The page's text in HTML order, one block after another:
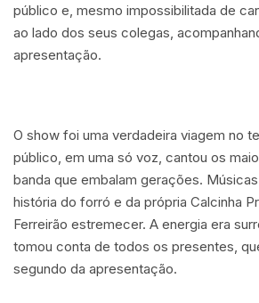
público e, mesmo impossibilitada de
ao lado dos seus colegas,
apresentação.
O show foi uma verdadeira viagem no
público, em uma só voz, cantou os
banda que embalam gerações.
história do forró e da própria Calcinha
Ferreirão estremecer. A energia era
tomou conta de todos os presentes,
segundo da apresentação.